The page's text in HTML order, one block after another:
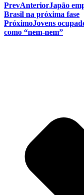
PrevAnteriorJapão
Brasil na próxima fase
PróximoJovens
como “nem-nem”